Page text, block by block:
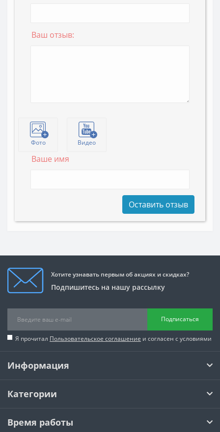
Ваш отзыв:
Фото Видео
Ваше имя
Оставить отзыв
Хотите узнавать первым об акциях и скидках?
Подпишитесь на нашу рассылку
Подписаться
Я прочитал Пользовательское соглашение и согласен с условиями
Информация
Категории
Время работы